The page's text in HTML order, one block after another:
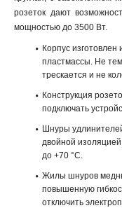
розеток дают
мощностью до 3500 Вт.
Корпус
пластмассы. Не
трескается и не
Конструкция
подключать
Шнуры
двойной
до +70 °С.
Жилы шнуров
повышенную
отключить